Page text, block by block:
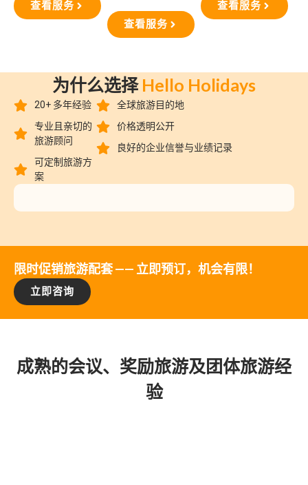
查看服务
查看服务
查看服务
为什么选择 Hello Holidays
20+ 多年经验
专业且亲切的
旅游顾问
可定制旅游方
案
全球旅游目的地
价格透明公开
良好的企业信誉与业绩记录
限时促销旅游配套 —— 立即预订，机会有限！
立即咨询
成熟的会议、奖励旅游及团体旅游经
验